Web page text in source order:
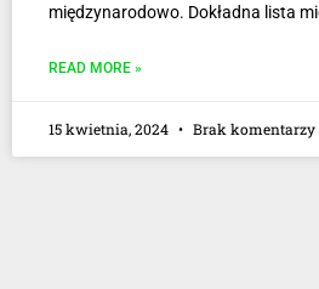
międzynarodowo. Dokładna lista
READ MORE »
15 kwietnia, 2024 Brak komentarzy